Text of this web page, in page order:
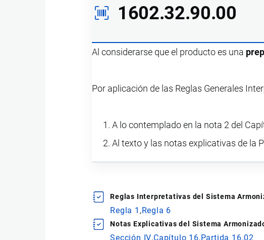
1602.32.90.00
Al considerarse que el producto es una
Por aplicación de las Reglas Generales
A lo contemplado en la nota 2 del
Al texto y las notas explicativas de la
Reglas Interpretativas del Sistema
Regla 1 Regla 6
Notas Explicativas del Sistema
Sección IV Capítulo 16 Partida 16.02